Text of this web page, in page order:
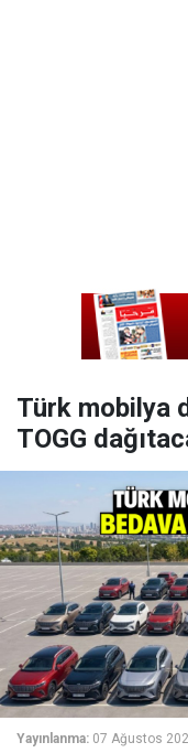
Türk mobilya
TOGG
Yayınlanma: 07 Ağustos